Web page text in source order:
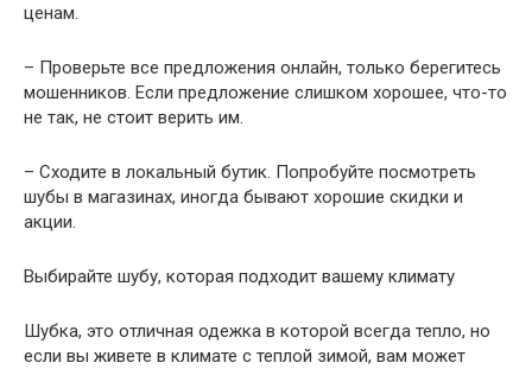
ценам.
– Проверьте все предложения онлайн, только берегитесь
мошенников. Если предложение слишком хорошее, что-то
не так, не стоит верить им.
– Сходите в локальный бутик. Попробуйте посмотреть
шубы в магазинах, иногда бывают хорошие скидки и
акции.
Выбирайте шубу, которая подходит вашему климату
Шубка, это отличная одежка в которой всегда тепло, но
если вы живете в климате с теплой зимой, вам может